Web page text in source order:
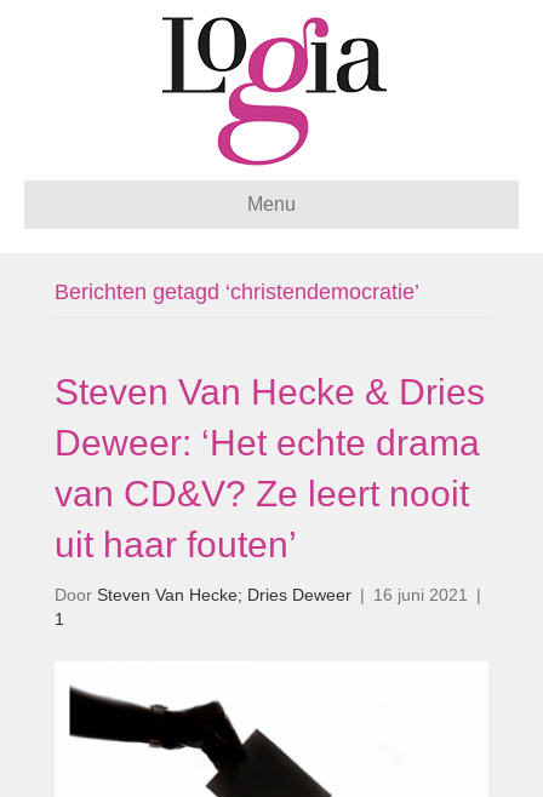
Menu
Berichten getagd ‘christendemocratie’
Steven Van Hecke & Dries
Deweer: ‘Het echte drama
van CD&V? Ze leert nooit
uit haar fouten’
Door Steven Van Hecke; Dries Deweer | 16 juni 2021
|
1